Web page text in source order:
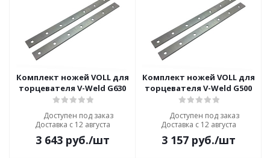
Комплект ножей VOLL для
торцевателя V-Weld G630
Доступен под заказ
Доставка с 12 августа
3 643руб./шт
Комплект ножей VOLL для
торцевателя V-Weld G500
Доступен под заказ
Доставка с 12 августа
3 157руб./шт